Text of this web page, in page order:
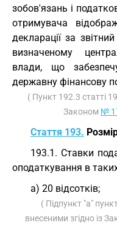
зобов'язань і
отримувача
декларації за
визначеному
влади, що
державну фінансову
( Пункт 192.3 статті
Законом №
Стаття 193.
193.1. Ставки
оподаткування в
а) 20 відсотків;
( Підпункт "а"
внесеними згідно із